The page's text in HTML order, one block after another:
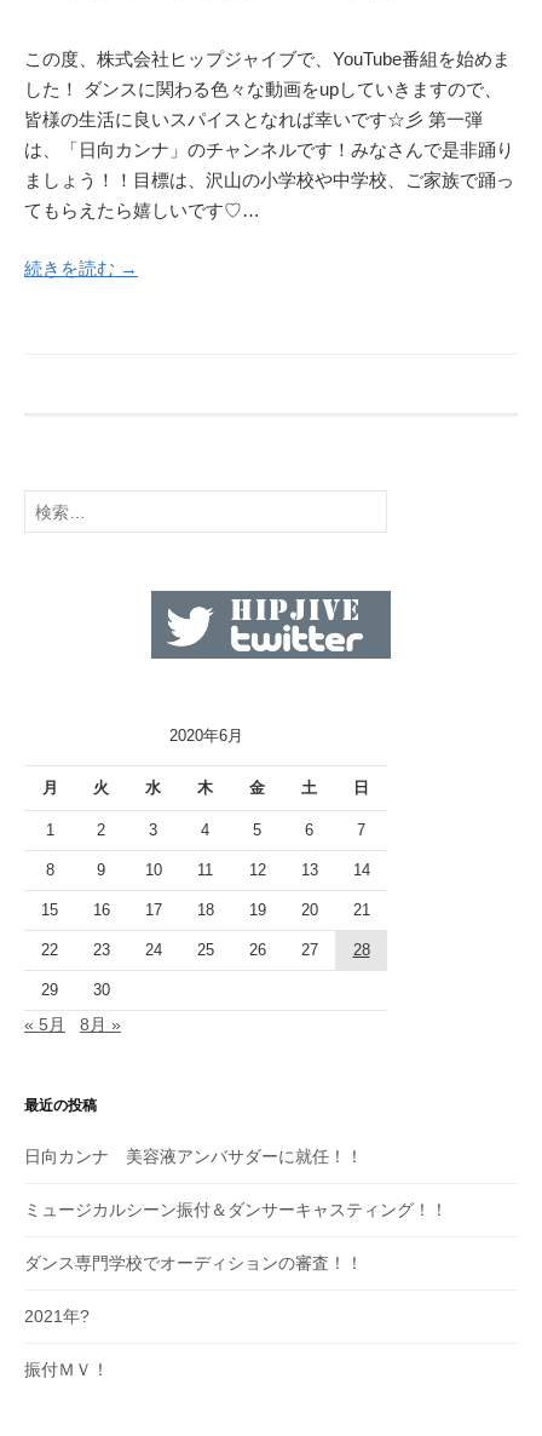
この度、株式会社ヒップジャイブで、YouTube番組を始めま
した！ ダンスに関わる色々な動画をupしていきますので、
皆様の生活に良いスパイスとなれば幸いです☆彡 第一弾
は、「日向カンナ」のチャンネルです！みなさんで是非踊り
ましょう！！目標は、沢山の小学校や中学校、ご家族で踊っ
てもらえたら嬉しいです♡…
続きを読む →
検
索:
2020年6月
月 火 水 木 金 土 日
1 2 3 4 5 6 7
8 9 10 11 12 13 14
15 16 17 18 19 20 21
22 23 24 25 26 27 28
29 30
« 5月 8月 »
最近の投稿
日向カンナ 美容液アンバサダーに就任！！
ミュージカルシーン振付＆ダンサーキャスティング！！
ダンス専門学校でオーディションの審査！！
2021年?
振付ＭＶ！